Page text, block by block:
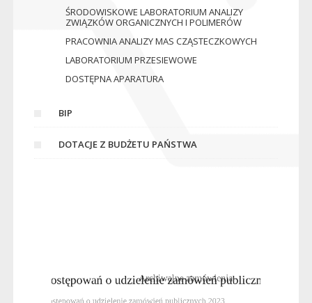
ŚRODOWISKOWE LABORATORIUM ANALIZY
ZWIĄZKÓW ORGANICZNYCH I POLIMERÓW
PRACOWNIA ANALIZY MAS CZĄSTECZKOWYCH
LABORATORIUM PRZESIEWOWE
DOSTĘPNA APARATURA
BIP
DOTACJE Z BUDŻETU PAŃSTWA